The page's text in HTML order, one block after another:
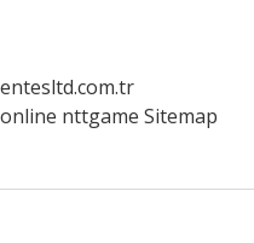
nttgame Sitemap